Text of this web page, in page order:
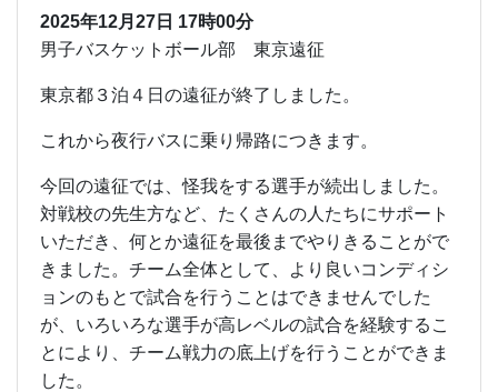
2025年12月27日 17時00分
男子バスケットボール部 東京遠征
東京都３泊４日の遠征が終了しました。
これから夜行バスに乗り帰路につきます。
今回の遠征では、怪我をする選手が続出しました。
対戦校の先生方など、たくさんの人たちにサポート
いただき、何とか遠征を最後までやりきることがで
きました。チーム全体として、より良いコンディシ
ョンのもとで試合を行うことはできませんでした
が、いろいろな選手が高レベルの試合を経験するこ
とにより、チーム戦力の底上げを行うことができま
した。